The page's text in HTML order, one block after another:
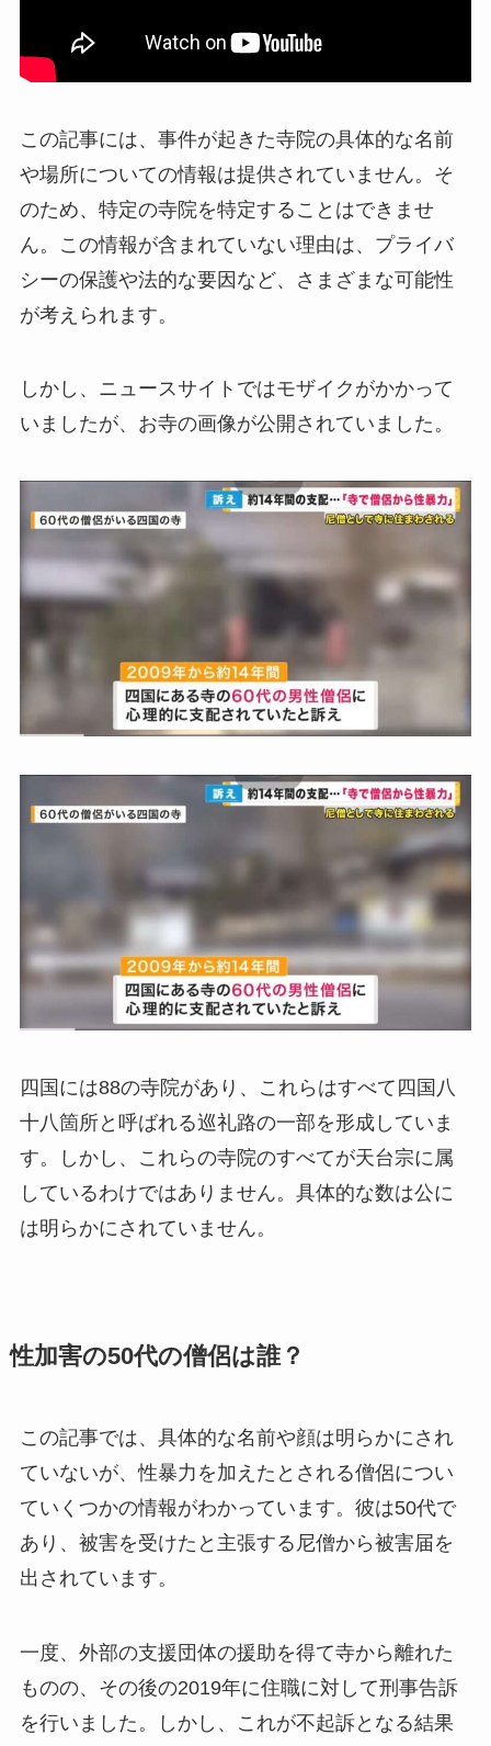
この記事には、事件が起きた寺院の具体的な名前
や場所についての情報は提供されていません。そ
のため、特定の寺院を特定することはできませ
ん。この情報が含まれていない理由は、プライバ
シーの保護や法的な要因など、さまざまな可能性
が考えられます。
しかし、ニュースサイトではモザイクがかかって
いましたが、お寺の画像が公開されていました。
四国には88の寺院があり、これらはすべて四国八
十八箇所と呼ばれる巡礼路の一部を形成していま
す。しかし、これらの寺院のすべてが天台宗に属
しているわけではありません。具体的な数は公に
は明らかにされていません。
性加害の50代の僧侶は誰？
この記事では、具体的な名前や顔は明らかにされ
ていないが、性暴力を加えたとされる僧侶につい
ていくつかの情報がわかっています。彼は50代で
あり、被害を受けたと主張する尼僧から被害届を
出されています。
一度、外部の支援団体の援助を得て寺から離れた
ものの、その後の2019年に住職に対して刑事告訴
を行いました。しかし、これが不起訴となる結果